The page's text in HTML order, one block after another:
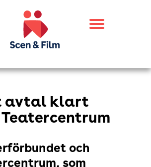
Toggle
avtal klart
Teatercentrum
och
som